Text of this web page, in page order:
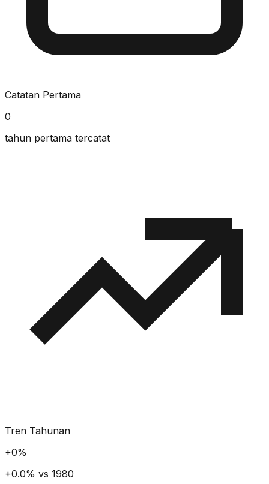
Catatan Pertama
0
tahun pertama tercatat
Tren Tahunan
+0%
+0.0% vs 1980